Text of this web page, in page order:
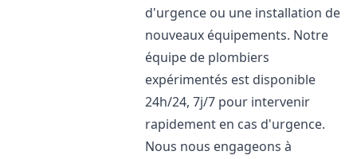
d'urgence ou une installation de
nouveaux équipements. Notre
équipe de plombiers
expérimentés est disponible
24h/24, 7j/7 pour intervenir
rapidement en cas d'urgence.
Nous nous engageons à